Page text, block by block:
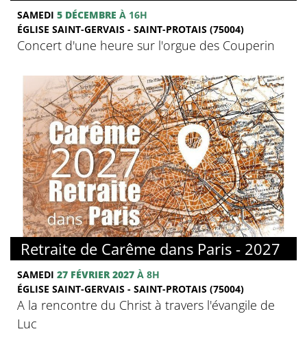
SAMEDI 5 DÉCEMBRE À 16H
ÉGLISE SAINT-GERVAIS - SAINT-PROTAIS (75004)
Concert d'une heure sur l'orgue des Couperin
© FMJ
Retraite de Carême dans Paris - 2027
SAMEDI 27 FÉVRIER 2027 À 8H
ÉGLISE SAINT-GERVAIS - SAINT-PROTAIS (75004)
A la rencontre du Christ à travers l'évangile de
Luc